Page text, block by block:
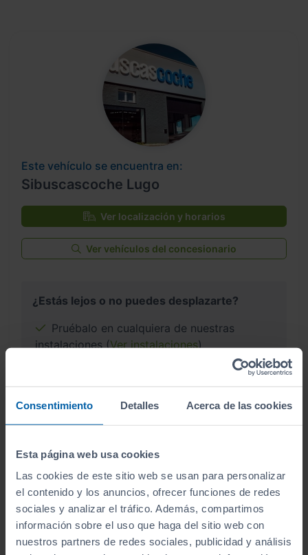
Consentimiento Detalles Acerca de las cookies
Esta página web usa cookies
Las cookies de este sitio web se usan para personalizar
el contenido y los anuncios, ofrecer funciones de redes
sociales y analizar el tráfico. Además, compartimos
información sobre el uso que haga del sitio web con
nuestros partners de redes sociales, publicidad y análisis
Este vehículo se encuentra en:
Sibuscascoche Lugo
Ver localización y horarios
Ver vehículos del concesionario
¿Estás lejos o no puedes desplazarte?
Pruébalo en cualquiera de nuestras
instalaciones (Ver instalaciones)
Te lo entregamos en tu casa, en cualquier
punto de la península. Consulta a nuestros
comerciales.
¿Por qué comprar en Sibuscascoche?
Compra tu coche con confianza